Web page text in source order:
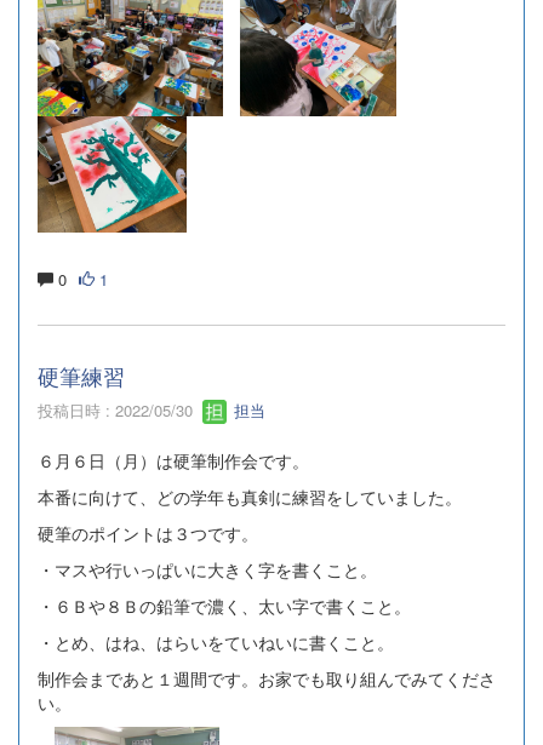
0 1
硬筆練習
投稿日時 : 2022/05/30 担当
６月６日（月）は硬筆制作会です。
本番に向けて、どの学年も真剣に練習をしていました。
硬筆のポイントは３つです。
・マスや行いっぱいに大きく字を書くこと。
・６Ｂや８Ｂの鉛筆で濃く、太い字で書くこと。
・とめ、はね、はらいをていねいに書くこと。
制作会まであと１週間です。お家でも取り組んでみてくださ
い。